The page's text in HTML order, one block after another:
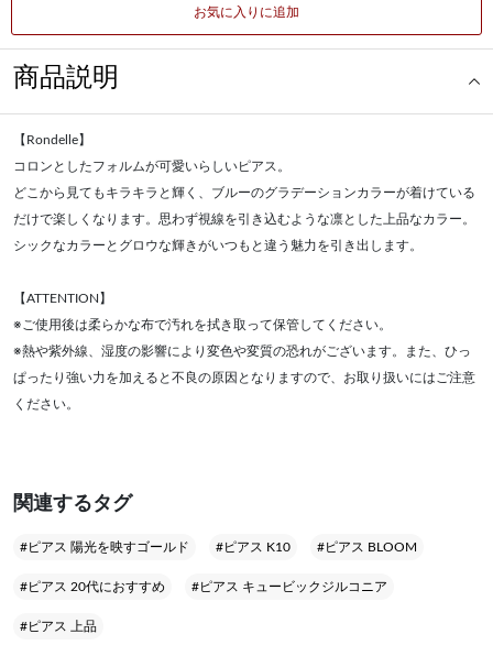
お気に入りに追加
商品説明
【Rondelle】
コロンとしたフォルムが可愛いらしいピアス。
どこから見てもキラキラと輝く、ブルーのグラデーションカラーが着けている
だけで楽しくなります。思わず視線を引き込むような凛とした上品なカラー。
シックなカラーとグロウな輝きがいつもと違う魅力を引き出します。
【ATTENTION】
※ご使用後は柔らかな布で汚れを拭き取って保管してください。
※熱や紫外線、湿度の影響により変色や変質の恐れがございます。また、ひっ
ぱったり強い力を加えると不良の原因となりますので、お取り扱いにはご注意
ください。
関連するタグ
#ピアス 陽光を映すゴールド #ピアス K10 #ピアス BLOOM
#ピアス 20代におすすめ #ピアス キュービックジルコニア
#ピアス 上品